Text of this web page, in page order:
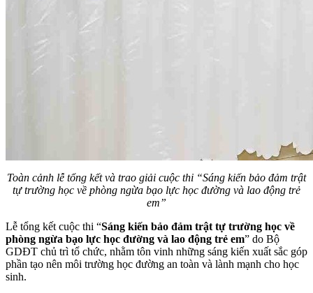
Toàn cảnh lễ tổng kết và trao giải cuộc thi “Sáng kiến bảo đảm trật
tự trường học về phòng ngừa bạo lực học đường và lao động trẻ
em”
Lễ tổng kết cuộc thi “Sáng kiến bảo đảm trật tự trường học về
phòng ngừa bạo lực học đường và lao động trẻ em” do Bộ
GDĐT chủ trì tổ chức, nhằm tôn vinh những sáng kiến xuất sắc góp
phần tạo nên môi trường học đường an toàn và lành mạnh cho học
sinh.